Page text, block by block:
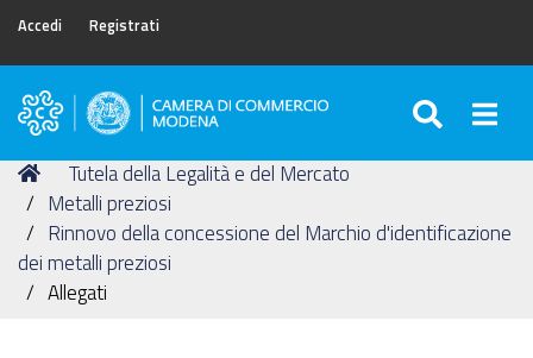
Accedi Registrati
Camera
Commercio
di
Modena
Tu
sei
qui:
Home
Tutela della Legalità e del Mercato
Metalli preziosi
Rinnovo della concessione del Marchio d'identificazione
dei metalli preziosi
Allegati